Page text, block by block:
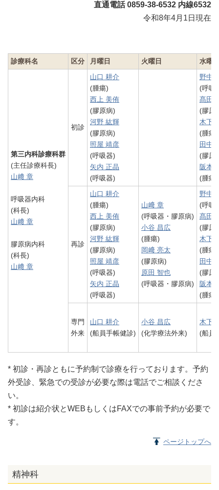
直通電話 0859-38-6532 内線6532
令和8年4月1日現在
診療科名 区分 月曜日 火曜日 水曜
第三内科診療科群
(主任診療科長)
山﨑 章
呼吸器内科
(科長)
山﨑 章
膠原病内科
(科長)
山﨑 章
初診
山口 耕介
(腫瘍)
西上 美侑
(膠原病)
河野 紘輝
(膠原病)
照屋 靖彦
(呼吸器)
矢内 正晶
(呼吸器)
野中
(呼吸
髙田
(膠原
木下
(腫瘍)
田中
(膠原
阪本
(腫瘍)
再診
山口 耕介
(腫瘍)
西上 美侑
(膠原病)
河野 紘輝
(膠原病)
照屋 靖彦
(呼吸器)
矢内 正晶
(呼吸器)
山﨑 章
(呼吸器・膠原病)
小谷 昌広
(腫瘍)
岡﨑 亮太
(膠原病)
原田 智也
(呼吸器・膠原病)
野中
(呼吸
髙田
(膠原
木下
(腫瘍)
田中
(膠原
阪本
(腫瘍)
専門
外来
山口 耕介
(船員手帳健診)
小谷 昌広
(化学療法外来)
木下
(船員
* 初診・再診ともに予約制で診療を行っております。予約
外受診、緊急での受診が必要な際は電話でご相談くださ
い。
* 初診は紹介状とWEBもしくはFAXでの事前予約が必要で
す。
ページトップへ
精神科